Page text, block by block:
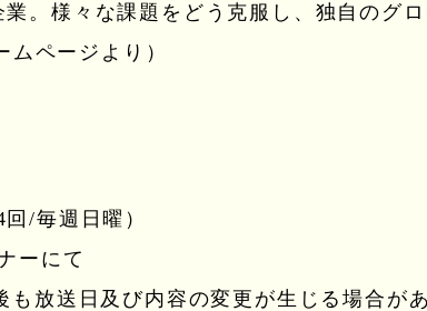
。様々な課題をどう克服し、独自のグ
ページより）
/毎週日曜）
ーにて
放送日及び内容の変更が生じる場合が